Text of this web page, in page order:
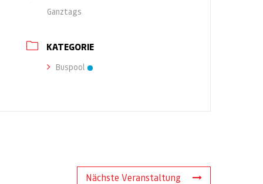
Ganztags
KATEGORIE
Buspool
Nächste Veranstaltung